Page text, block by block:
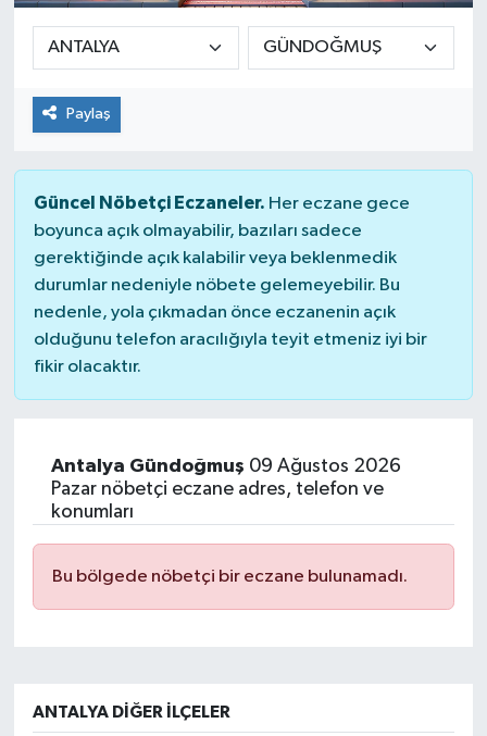
Paylaş
Güncel Nöbetçi Eczaneler. Her eczane gece
boyunca açık olmayabilir, bazıları sadece
gerektiğinde açık kalabilir veya beklenmedik
durumlar nedeniyle nöbete gelemeyebilir. Bu
nedenle, yola çıkmadan önce eczanenin açık
olduğunu telefon aracılığıyla teyit etmeniz iyi bir
fikir olacaktır.
Antalya Gündoğmuş 09 Ağustos 2026
Pazar nöbetçi eczane adres, telefon ve
konumları
Bu bölgede nöbetçi bir eczane bulunamadı.
ANTALYA DIĞER İLÇELER
Sağlık
Siyaset
Teknoloji
Türkiye